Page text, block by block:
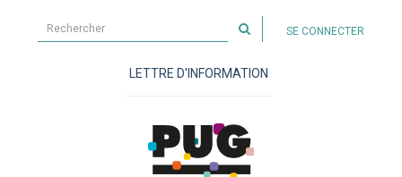
sur
site
SE CONNECTER
LETTRE D'INFORMATION